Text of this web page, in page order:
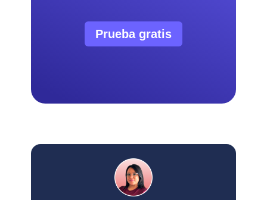
Prueba gratis